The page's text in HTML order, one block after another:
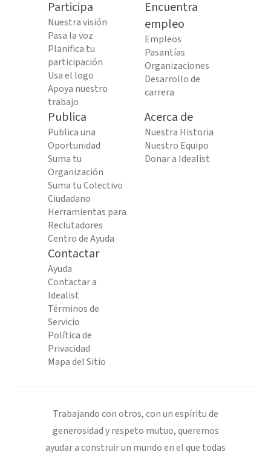
Participa
Nuestra visión
Pasa la voz
Planifica tu
participación
Usa el logo
Apoya nuestro
trabajo
Encuentra
empleo
Empleos
Pasantías
Organizaciones
Desarrollo de
carrera
Publica
Publica una
Oportunidad
Suma tu
Organización
Suma tu Colectivo
Ciudadano
Herramientas para
Reclutadores
Centro de Ayuda
Acerca de
Nuestra Historia
Nuestro Equipo
Donar a Idealist
Contactar
Ayuda
Contactar a
Idealist
Términos de
Servicio
Política de
Privacidad
Mapa del Sitio
Trabajando con otros, con un espíritu de
generosidad y respeto mutuo, queremos
ayudar a construir un mundo en el que todas